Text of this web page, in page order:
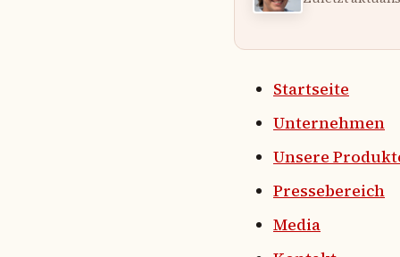
Startseite
Unternehmen
Unsere
Pressebereich
Media